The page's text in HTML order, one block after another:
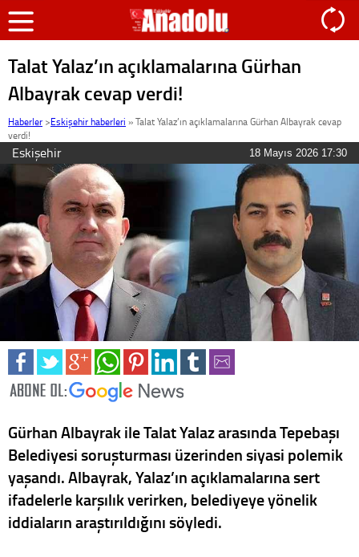
Talat Yalaz’ın açıklamalarına Gürhan
Albayrak cevap verdi!
Haberler >Eskişehir haberleri »Talat Yalaz’ın açıklamalarına Gürhan Albayrak cevap
verdi!
Eskişehir 18 Mayıs 2026 17:30
Gürhan Albayrak ile Talat Yalaz arasında Tepebaşı
Belediyesi soruşturması üzerinden siyasi polemik
yaşandı. Albayrak, Yalaz’ın açıklamalarına sert
ifadelerle karşılık verirken, belediyeye yönelik
iddiaların araştırıldığını söyledi.